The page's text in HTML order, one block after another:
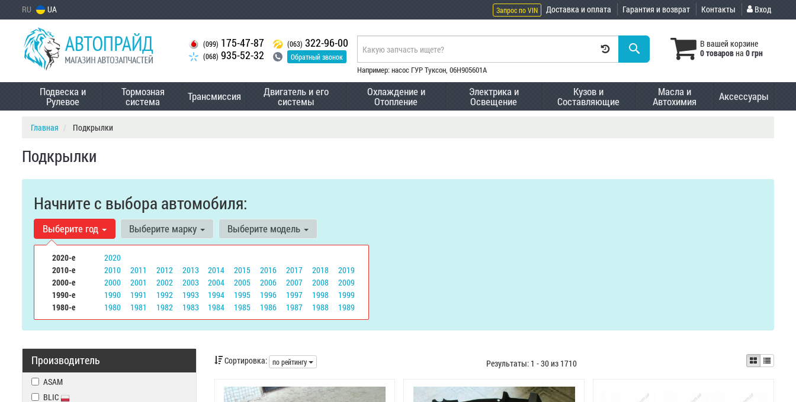
RU UA Запрос по VIN Доставка и оплата Гарантия и возврат Контакты Вход
(099) 175-47-87
(068) 935-52-32
(063) 322-96-00
Обратный звонок
В вашей корзине
0 товаровна 0 грн
Например: насос ГУР Туксон, 06H905601A
Подвеска и
Рулевое
Тормозная
система Трансмиссия Двигатель и его
системы
Охлаждение и
Отопление
Электрика и
Освещение
Кузов и
Составляющие
Масла и
Автохимия Аксессуары
Главная Подкрылки
Подкрылки
Начните с выбора автомобиля:
Выберите год
2020-е
2020
2010-е
2010 2011 2012 2013 2014 2015 2016 2017 2018
2019
2000-е
2000 2001 2002 2003 2004 2005 2006 2007 2008
2009
1990-е
1990 1991 1992 1993 1994 1995 1996 1997 1998
1999
1980-е
1980 1981 1982 1983 1984 1985 1986 1987 1988 1989
Выберите марку Выберите модель
Производитель
ASAM
BLIC
Сортировка: по рейтингу Результаты: 1 - 30 из 1710